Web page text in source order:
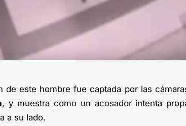
de este hombre fue captada por las
, y muestra como un acosador intenta
a su lado.